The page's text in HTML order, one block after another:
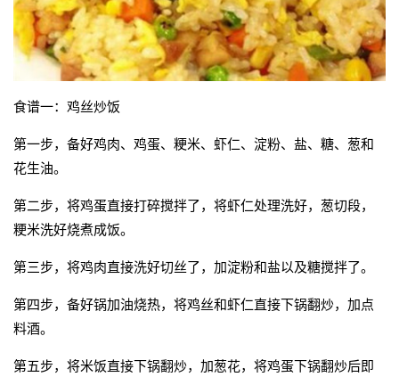
食谱一：鸡丝炒饭
第一步，备好鸡肉、鸡蛋、粳米、虾仁、淀粉、盐、糖、葱和
花生油。
第二步，将鸡蛋直接打碎搅拌了，将虾仁处理洗好，葱切段，
粳米洗好烧煮成饭。
第三步，将鸡肉直接洗好切丝了，加淀粉和盐以及糖搅拌了。
第四步，备好锅加油烧热，将鸡丝和虾仁直接下锅翻炒，加点
料酒。
第五步，将米饭直接下锅翻炒，加葱花，将鸡蛋下锅翻炒后即